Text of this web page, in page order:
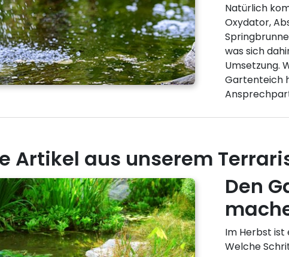
Natürlich
Oxydator,
was sich
Umsetzung.
Gartenteich
Artikel aus unserem
Den
Im Herbst ist
Welche